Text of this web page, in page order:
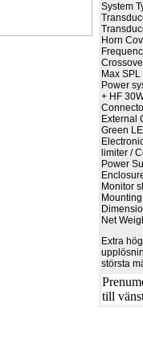
System
Horn
Max
Power
+ HF
External
Green
limiter /
Power
Monitor
Net
Extra
största
till